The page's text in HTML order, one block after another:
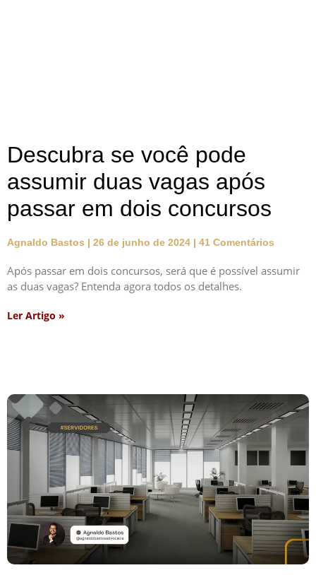
Descubra se você pode
assumir duas vagas após
passar em dois concursos
Agnaldo Bastos 26 de junho de 2024 41 Comentários
Após passar em dois concursos, será que é possível assumir
as duas vagas? Entenda agora todos os detalhes.
Ler Artigo »